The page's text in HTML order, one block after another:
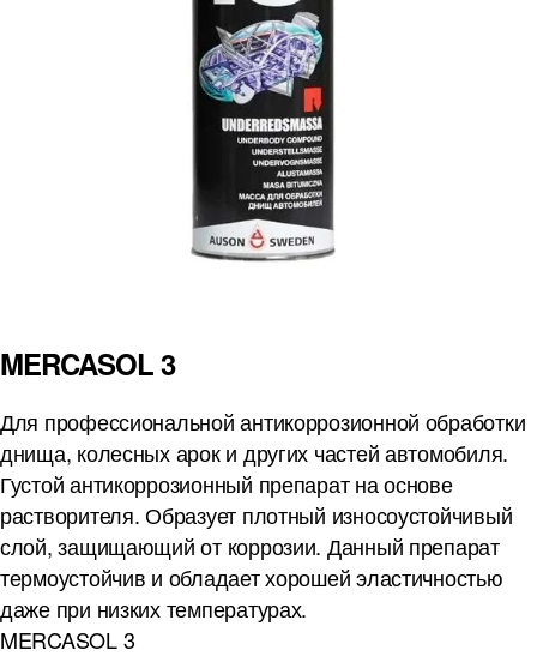
MERCASOL 3
Для профессиональной антикоррозионной обработки
днища, колесных арок и других частей автомобиля.
Густой антикоррозионный препарат на основе
растворителя. Образует плотный износоустойчивый
слой, защищающий от коррозии. Данный препарат
термоустойчив и обладает хорошей эластичностью
даже при низких температурах.
MERCASOL 3